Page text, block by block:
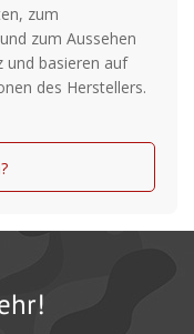
zum
zum Aussehen
und basieren auf
des Herstellers.